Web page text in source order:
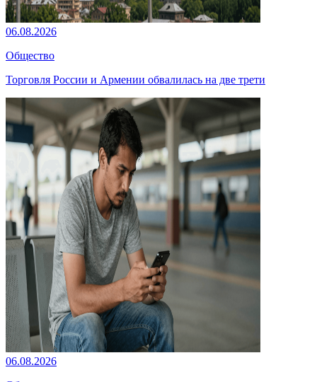
06.08.2026
Общество
Торговля России и Армении обвалилась на две трети
06.08.2026